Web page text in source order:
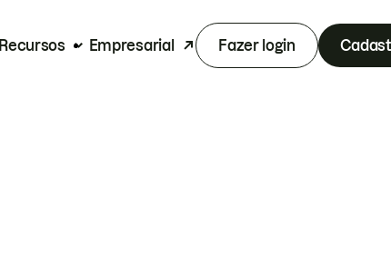
Recursos Empresarial Fazer login